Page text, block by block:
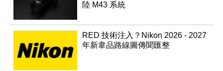
陸 M43 系統
RED 技術注入？Nikon 2026 - 2027
年新韋品路線圖傳聞匯整